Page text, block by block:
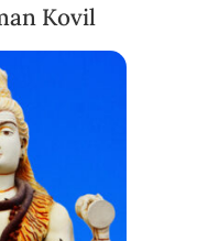
Kovil